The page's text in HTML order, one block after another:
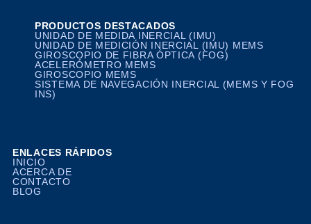
PRODUCTOS DESTACADOS
UNIDAD DE MEDIDA INERCIAL (IMU)
UNIDAD DE MEDICIÓN INERCIAL (IMU) MEMS
GIROSCOPIO DE FIBRA ÓPTICA (FOG)
ACELERÓMETRO MEMS
GIROSCOPIO MEMS
SISTEMA DE NAVEGACIÓN INERCIAL (MEMS Y FOG
INS)
ENLACES RÁPIDOS
INICIO
ACERCA DE
CONTACTO
BLOG